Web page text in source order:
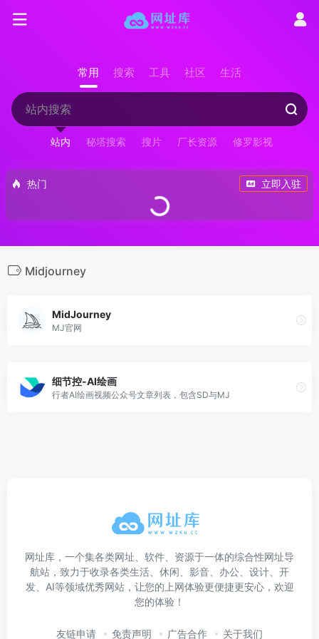
常用 搜索 工具 社区 生活
站内 秘塔搜索 搜片 厂长资源 修罗影视
热门 立即入驻
Midjourney
MidJourney
MJ官网
细节控-AI绘画
行者AI绘画视频公众号文章列表，包含SD与MJ
网址库，一个集各类网址、软件、资源于一体的综合性网址导
航站，致力于收录各类生活、休闲、影音、办公、设计、开
发、AI等领域优秀网站，让您的上网体验更便捷更安心，欢迎
您的体验！
友链申请 免责声明 广告合作 关于我们